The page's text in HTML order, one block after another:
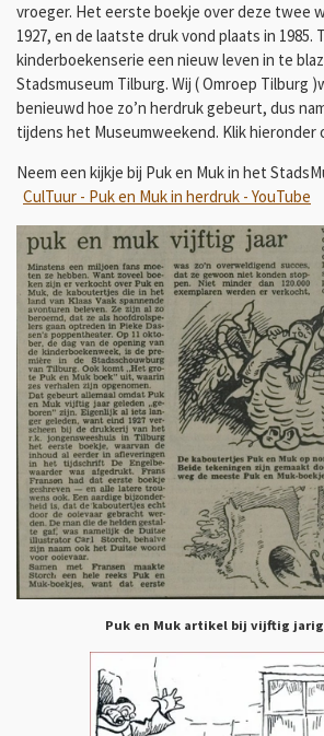
vroeger. Het eerste boekje over deze twee
1927, en de laatste druk vond plaats in 1985.
kinderboekenserie een nieuw leven in te
Stadsmuseum Tilburg. Wij ( Omroep Tilburg
benieuwd hoe zo’n herdruk gebeurt, dus
tijdens het Museumweekend. Klik hieronder
Neem een kijkje bij Puk en Muk in het
CulTuur - Puk en Muk in herdruk - YouTube
Puk en Muk artikel bij vijftig